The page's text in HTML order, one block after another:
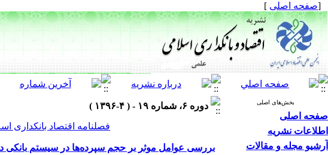
[صفحه اصلی ]
بخش‌های اصلی
صفحه اصلی
اطلاعات نشریه
آرشیو مجله و مقالات
دوره ۶، شماره ۱۹ - ( ۴-۱۳۹۶ )
فصلنامه اقتصاد بانکداری
بررسی عوامل موثر بر حجم سپرده‌ها در سیستم بانکی در